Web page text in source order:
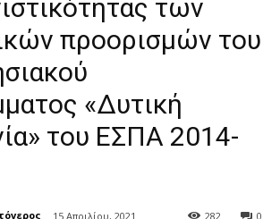
των
προορισμών του
«Δυτική
του ΕΣΠΑ 2014-
15 Απριλίου, 2021 0
282